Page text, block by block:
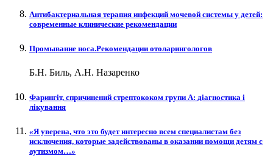
Антибактериальная терапия инфекций мочевой системы у детей:
современные клинические рекомендации
Промывание носа.Рекомендации отоларингологов
Б.Н. Биль, А.Н. Назаренко
Фарингіт, спричинений стрептококом групи А: діагностика і
лікування
«Я уверена, что это будет интересно всем специалистам без
исключения, которые задействованы в оказании помощи детям с
аутизмом…»